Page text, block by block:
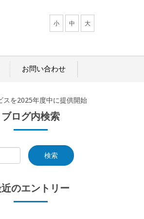
小 中 大
お問い合わせ
スを2025年度中に提供開始
ブログ内検索
のエントリー